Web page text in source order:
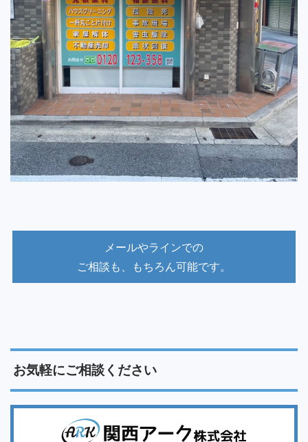
メールやラインでの
ご相談も、もちろん可能です。
お気軽にご相談ください